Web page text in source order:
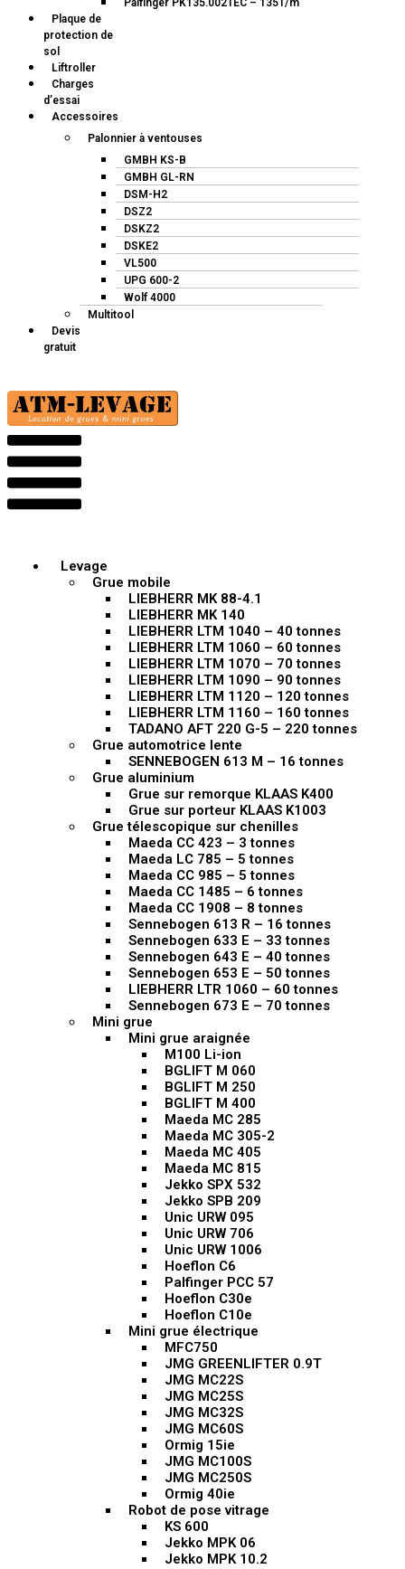
Palfinger PK135.002TEC – 135T/m
Plaque de
protection de
sol
Liftroller
Charges
d’essai
Accessoires
Palonnier à ventouses
GMBH KS-B
GMBH GL-RN
DSM-H2
DSZ2
DSKZ2
DSKE2
VL500
UPG 600-2
Wolf 4000
Multitool
Devis
gratuit
Levage
Grue mobile
LIEBHERR MK 88-4.1
LIEBHERR MK 140
LIEBHERR LTM 1040 – 40 tonnes
LIEBHERR LTM 1060 – 60 tonnes
LIEBHERR LTM 1070 – 70 tonnes
LIEBHERR LTM 1090 – 90 tonnes
LIEBHERR LTM 1120 – 120 tonnes
LIEBHERR LTM 1160 – 160 tonnes
TADANO AFT 220 G-5 – 220 tonnes
Grue automotrice lente
SENNEBOGEN 613 M – 16 tonnes
Grue aluminium
Grue sur remorque KLAAS K400
Grue sur porteur KLAAS K1003
Grue télescopique sur chenilles
Maeda CC 423 – 3 tonnes
Maeda LC 785 – 5 tonnes
Maeda CC 985 – 5 tonnes
Maeda CC 1485 – 6 tonnes
Maeda CC 1908 – 8 tonnes
Sennebogen 613 R – 16 tonnes
Sennebogen 633 E – 33 tonnes
Sennebogen 643 E – 40 tonnes
Sennebogen 653 E – 50 tonnes
LIEBHERR LTR 1060 – 60 tonnes
Sennebogen 673 E – 70 tonnes
Mini grue
Mini grue araignée
M100 Li-ion
BGLIFT M 060
BGLIFT M 250
BGLIFT M 400
Maeda MC 285
Maeda MC 305-2
Maeda MC 405
Maeda MC 815
Jekko SPX 532
Jekko SPB 209
Unic URW 095
Unic URW 706
Unic URW 1006
Hoeflon C6
Palfinger PCC 57
Hoeflon C30e
Hoeflon C10e
Mini grue électrique
MFC750
JMG GREENLIFTER 0.9T
JMG MC22S
JMG MC25S
JMG MC32S
JMG MC60S
Ormig 15ie
JMG MC100S
JMG MC250S
Ormig 40ie
Robot de pose vitrage
KS 600
Jekko MPK 06
Jekko MPK 10.2